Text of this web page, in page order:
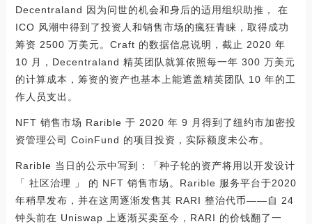
Decentraland 因为问世的机会和身后的适用组织助推， 在
ICO 风潮中得到了投资人和销售市场的瘋狂青睐，取得成功
筹资 2500 万美元。Craft 的数据信息说明，截止 2020 年
10 月，Decentraland 精英团队就算依照每一年 300 万美元
的计算成本，筹资的资产也基本上能遮盖精英团队 10 年的工
作人员支出。
NFT 销售市场 Rarible 于 2020 年 9 月得到了纽约市加密投
资管理公司 CoinFund 的项目投资，实际额度未公布。
Rarible 当日的公示中写到：「种子轮的资产将用以开发设计
「 社区治理 」 的 NFT 销售市场。Rarible 服务平台于2020
年稍早发布，并在这周逐渐发售其 RARI 整治代币——自 24
钟头前在 Uniswap 上逐渐买卖至今，RARI 的价钱翻了一